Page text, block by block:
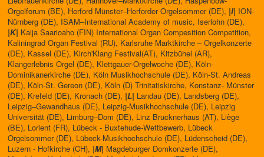
Orgelforum (BE), Herford Münster–Herforder Orgelsommer (DE), |I| ION-
Nürnberg (DE), ISAM–International Academy of music, Iserlohn (DE),
|K| Kaija Saarioaho (FIN) International Organ Compesition Competition,
Kaliningrad Organ Festival (RU), Karlsruhe Marktkirche – Orgelkonzerte
(DE), Kassel (DE), Kirch'Klang Festival(AT), Kitzbühel (AR),
Klangerlebnis Orgel (DE), Klettgauer-Orgelwoche (DE), Köln-
Dominikanerkirche (DE), Köln Musikhochschule (DE), Köln-St. Andreas
(DE), Köln-St. Gereon (DE), Köln (D) Trinitatiskirche, Konstanz- Münster
(DE), Krefeld (DE), Kronach (DE), |L| Landau (DE), Landsberg (DE),
Leipzig–Gewandhaus (DE), Leipzig-Musikhochschule (DE), Leipzig
Universität (DE), Limburg–Dom (DE), Linz Brucknerhaus (AT), Liège
(BE), Lorient (FR), Lübeck - Buxtehude-Wettbewerb, Lübeck
Orgelsommer (DE), Lübeck-Musikhochschule (DE), Lüdenscheid (DE),
Luzern - Hofkirche (CH), |M| Magdeburger Domkonzerte (DE),